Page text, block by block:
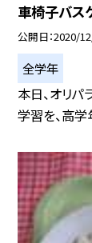
車椅子バス
公開日 2020/
全学年
本日、オリパ
学習を、高